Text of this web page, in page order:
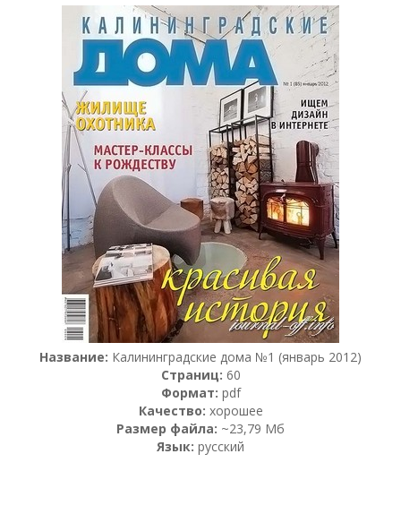
Название: Калининградские дома №1 (январь 2012)
Страниц: 60
Формат: pdf
Качество: хорошее
Размер файла: ~23,79 Мб
Язык: русский